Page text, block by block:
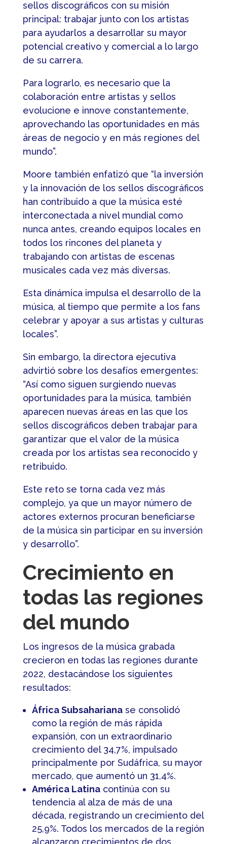
sellos discográficos con su misión
principal: trabajar junto con los artistas
para ayudarlos a desarrollar su mayor
potencial creativo y comercial a lo largo
de su carrera.
Para lograrlo, es necesario que la
colaboración entre artistas y sellos
evolucione e innove constantemente,
aprovechando las oportunidades en más
áreas de negocio y en más regiones del
mundo”.
Moore también enfatizó que “la inversión
y la innovación de los sellos discográficos
han contribuido a que la música esté
interconectada a nivel mundial como
nunca antes, creando equipos locales en
todos los rincones del planeta y
trabajando con artistas de escenas
musicales cada vez más diversas.
Esta dinámica impulsa el desarrollo de la
música, al tiempo que permite a los fans
celebrar y apoyar a sus artistas y culturas
locales”.
Sin embargo, la directora ejecutiva
advirtió sobre los desafíos emergentes:
“Así como siguen surgiendo nuevas
oportunidades para la música, también
aparecen nuevas áreas en las que los
sellos discográficos deben trabajar para
garantizar que el valor de la música
creada por los artistas sea reconocido y
retribuido.
Este reto se torna cada vez más
complejo, ya que un mayor número de
actores externos procuran beneficiarse
de la música sin participar en su inversión
y desarrollo”.
Crecimiento en
todas las regiones
del mundo
Los ingresos de la música grabada
crecieron en todas las regiones durante
2022, destacándose los siguientes
resultados:
África Subsaharianase consolidó
como la región de más rápida
expansión, con un extraordinario
crecimiento del 34,7%, impulsado
principalmente por Sudáfrica, su mayor
mercado, que aumentó un 31,4%.
América Latinacontinúa con su
tendencia al alza de más de una
década, registrando un crecimiento del
25,9%. Todos los mercados de la región
alcanzaron crecimientos de dos